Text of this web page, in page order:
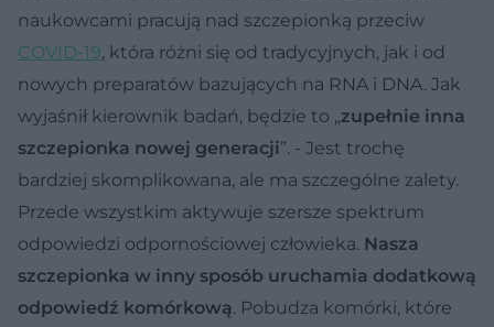
naukowcami pracują nad szczepionką przeciw
COVID-19, która różni się od tradycyjnych, jak i od
nowych preparatów bazujących na RNA i DNA. Jak
wyjaśnił kierownik badań, będzie to „zupełnie inna
szczepionka nowej generacji”. - Jest trochę
bardziej skomplikowana, ale ma szczególne zalety.
Przede wszystkim aktywuje szersze spektrum
odpowiedzi odpornościowej człowieka. Nasza
szczepionka w inny sposób uruchamia dodatkową
odpowiedź komórkową. Pobudza komórki, które